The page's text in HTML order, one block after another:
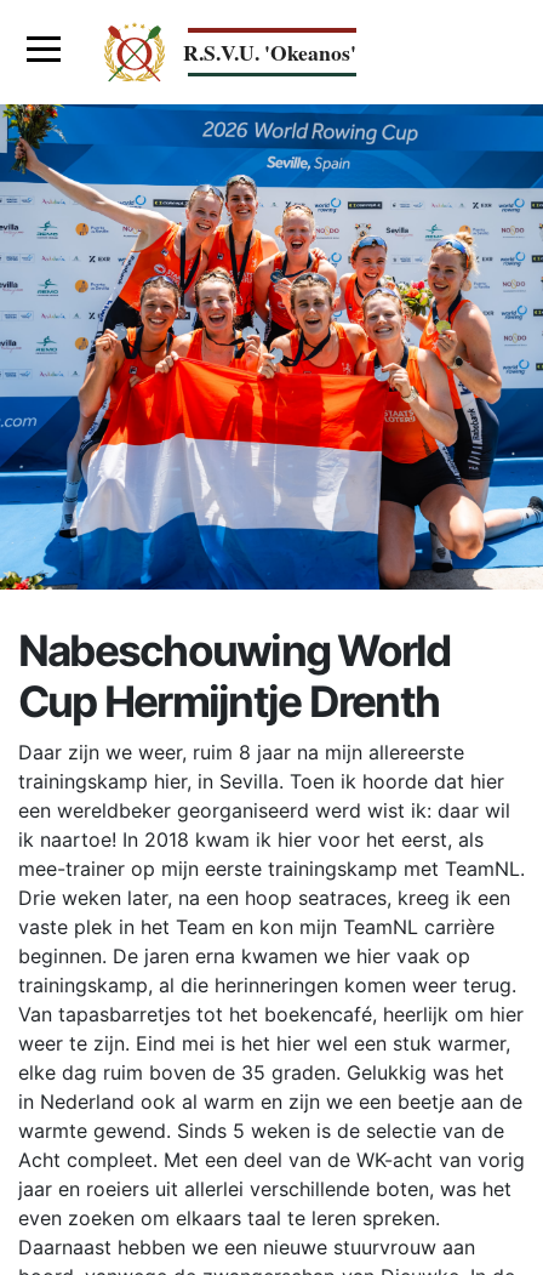
de
inhoud
gaan
R.S.V.U. 'Okeanos'
Main
navigation
Nabeschouwing World
Cup Hermijntje Drenth
Daar zijn we weer, ruim 8 jaar na mijn allereerste
trainingskamp hier, in Sevilla. Toen ik hoorde dat hier
een wereldbeker georganiseerd werd wist ik: daar wil
ik naartoe! In 2018 kwam ik hier voor het eerst, als
mee-trainer op mijn eerste trainingskamp met TeamNL.
Drie weken later, na een hoop seatraces, kreeg ik een
vaste plek in het Team en kon mijn TeamNL carrière
beginnen. De jaren erna kwamen we hier vaak op
trainingskamp, al die herinneringen komen weer terug.
Van tapasbarretjes tot het boekencafé, heerlijk om hier
weer te zijn. Eind mei is het hier wel een stuk warmer,
elke dag ruim boven de 35 graden. Gelukkig was het
in Nederland ook al warm en zijn we een beetje aan de
warmte gewend. Sinds 5 weken is de selectie van de
Acht compleet. Met een deel van de WK-acht van vorig
jaar en roeiers uit allerlei verschillende boten, was het
even zoeken om elkaars taal te leren spreken.
Daarnaast hebben we een nieuwe stuurvrouw aan